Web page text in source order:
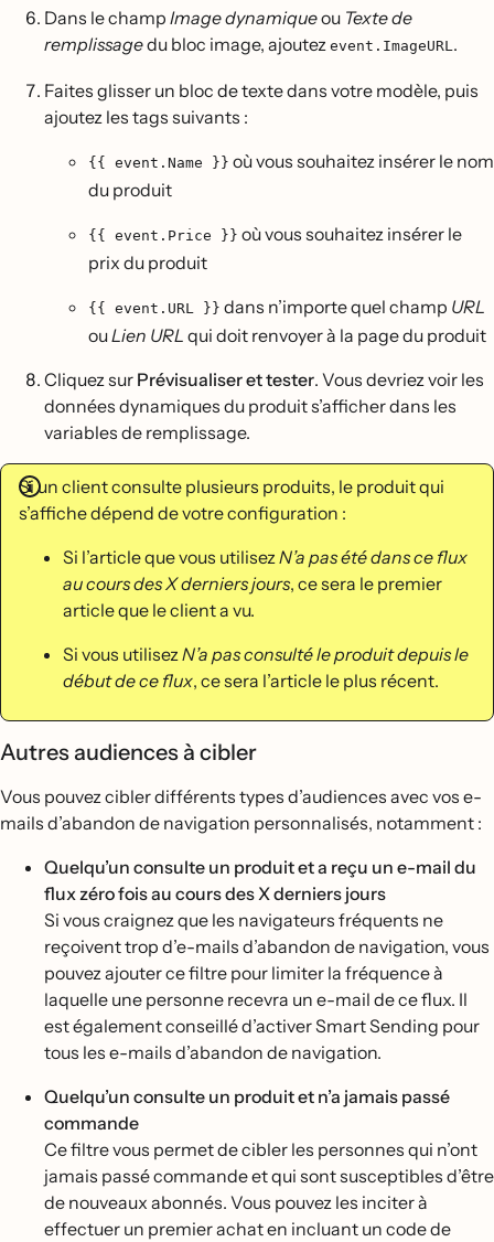
Dans le champ Image dynamiqueou Texte de
remplissagedu bloc image, ajoutez event.ImageURL .
Faites glisser un bloc de texte dans votre modèle, puis
ajoutez les tags suivants :
{{ event.Name }} où vous souhaitez insérer le nom
du produit
{{ event.Price }} où vous souhaitez insérer le
prix du produit
{{ event.URL }} dans n’importe quel champ URL
ouLien URL qui doit renvoyer à la page du produit
Cliquez sur Prévisualiser et tester. Vous devriez voir les
données dynamiques du produit s’afficher dans les
variables de remplissage.
Si un client consulte plusieurs produits, le produit qui
s’affiche dépend de votre configuration :
Si l’article que vous utilisez N’a pas été dans ce flux
au cours des X derniers jours, ce sera le premier
article que le client a vu.
Si vous utilisez N’a pas consulté le produit depuis le
début de ce flux, ce sera l’article le plus récent.
Autres audiences à cibler
Vous pouvez cibler différents types d’audiences avec vos e-
mails d’abandon de navigation personnalisés, notamment :
Quelqu’un consulte un produit et a reçu un e-mail du
flux zéro fois au cours des X derniers jours
Si vous craignez que les navigateurs fréquents ne
reçoivent trop d’e-mails d’abandon de navigation, vous
pouvez ajouter ce filtre pour limiter la fréquence à
laquelle une personne recevra un e-mail de ce flux. Il
est également conseillé d’activer Smart Sending pour
tous les e-mails d’abandon de navigation.
Quelqu’un consulte un produit et n’a jamais passé
commande
Ce filtre vous permet de cibler les personnes qui n’ont
jamais passé commande et qui sont susceptibles d’être
de nouveaux abonnés. Vous pouvez les inciter à
effectuer un premier achat en incluant un code de